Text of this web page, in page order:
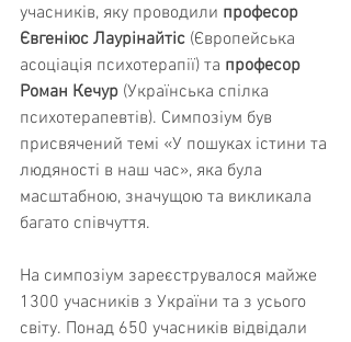
учасників, яку проводили професор
Євгеніюс Лаурінайтіс (Європейська
асоціація психотерапії) та професор
Роман Кечур (Українська спілка
психотерапевтів). Симпозіум був
присвячений темі «У пошуках істини та
людяності в наш час», яка була
масштабною, значущою та викликала
багато співчуття.
На симпозіум зареєструвалося майже
1300 учасників з України та з усього
світу. Понад 650 учасників відвідали